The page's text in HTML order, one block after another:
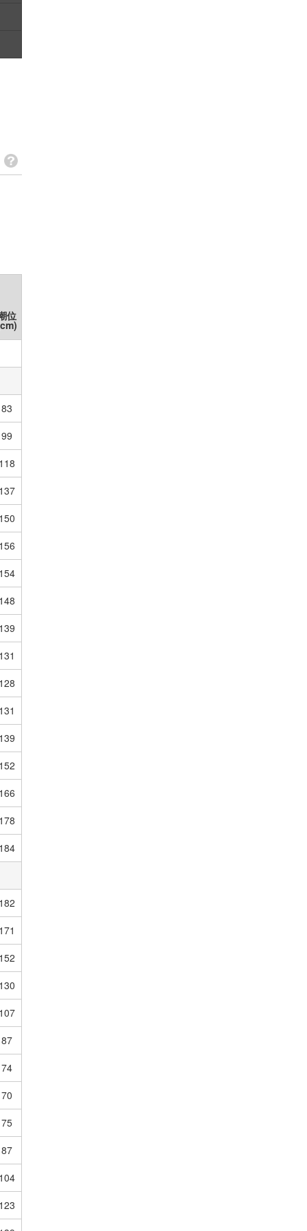
位
83
99
118
137
150
156
154
148
139
131
128
131
139
152
166
178
184
182
171
152
130
107
87
74
70
75
87
104
123